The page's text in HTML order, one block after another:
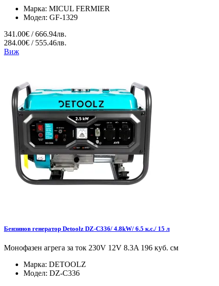
Марка: MICUL FERMIER
Модел: GF-1329
341.00€ / 666.94лв.
284.00€ / 555.46лв.
Виж
Бензинов генератор Detoolz DZ-C336/ 4.8kW/ 6.5 к.с./ 15 л
Монофазен агрега за ток 230V 12V 8.3A 196 куб. см
Марка: DETOOLZ
Модел: DZ-C336